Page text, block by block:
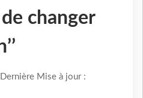
changer
Mise à jour :